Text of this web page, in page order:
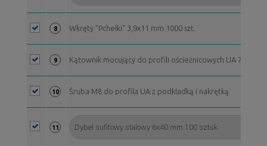
8 Wkręty "Pchełki" 3,9x11 mm 1000 szt.
9 Kątownik mocujący do profili ościeżnicowych UA 75
10 Śruba M8 do profila UA z podkładką i nakrętką
11